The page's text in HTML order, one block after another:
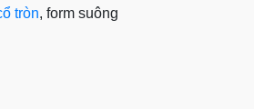
tròn, form suông